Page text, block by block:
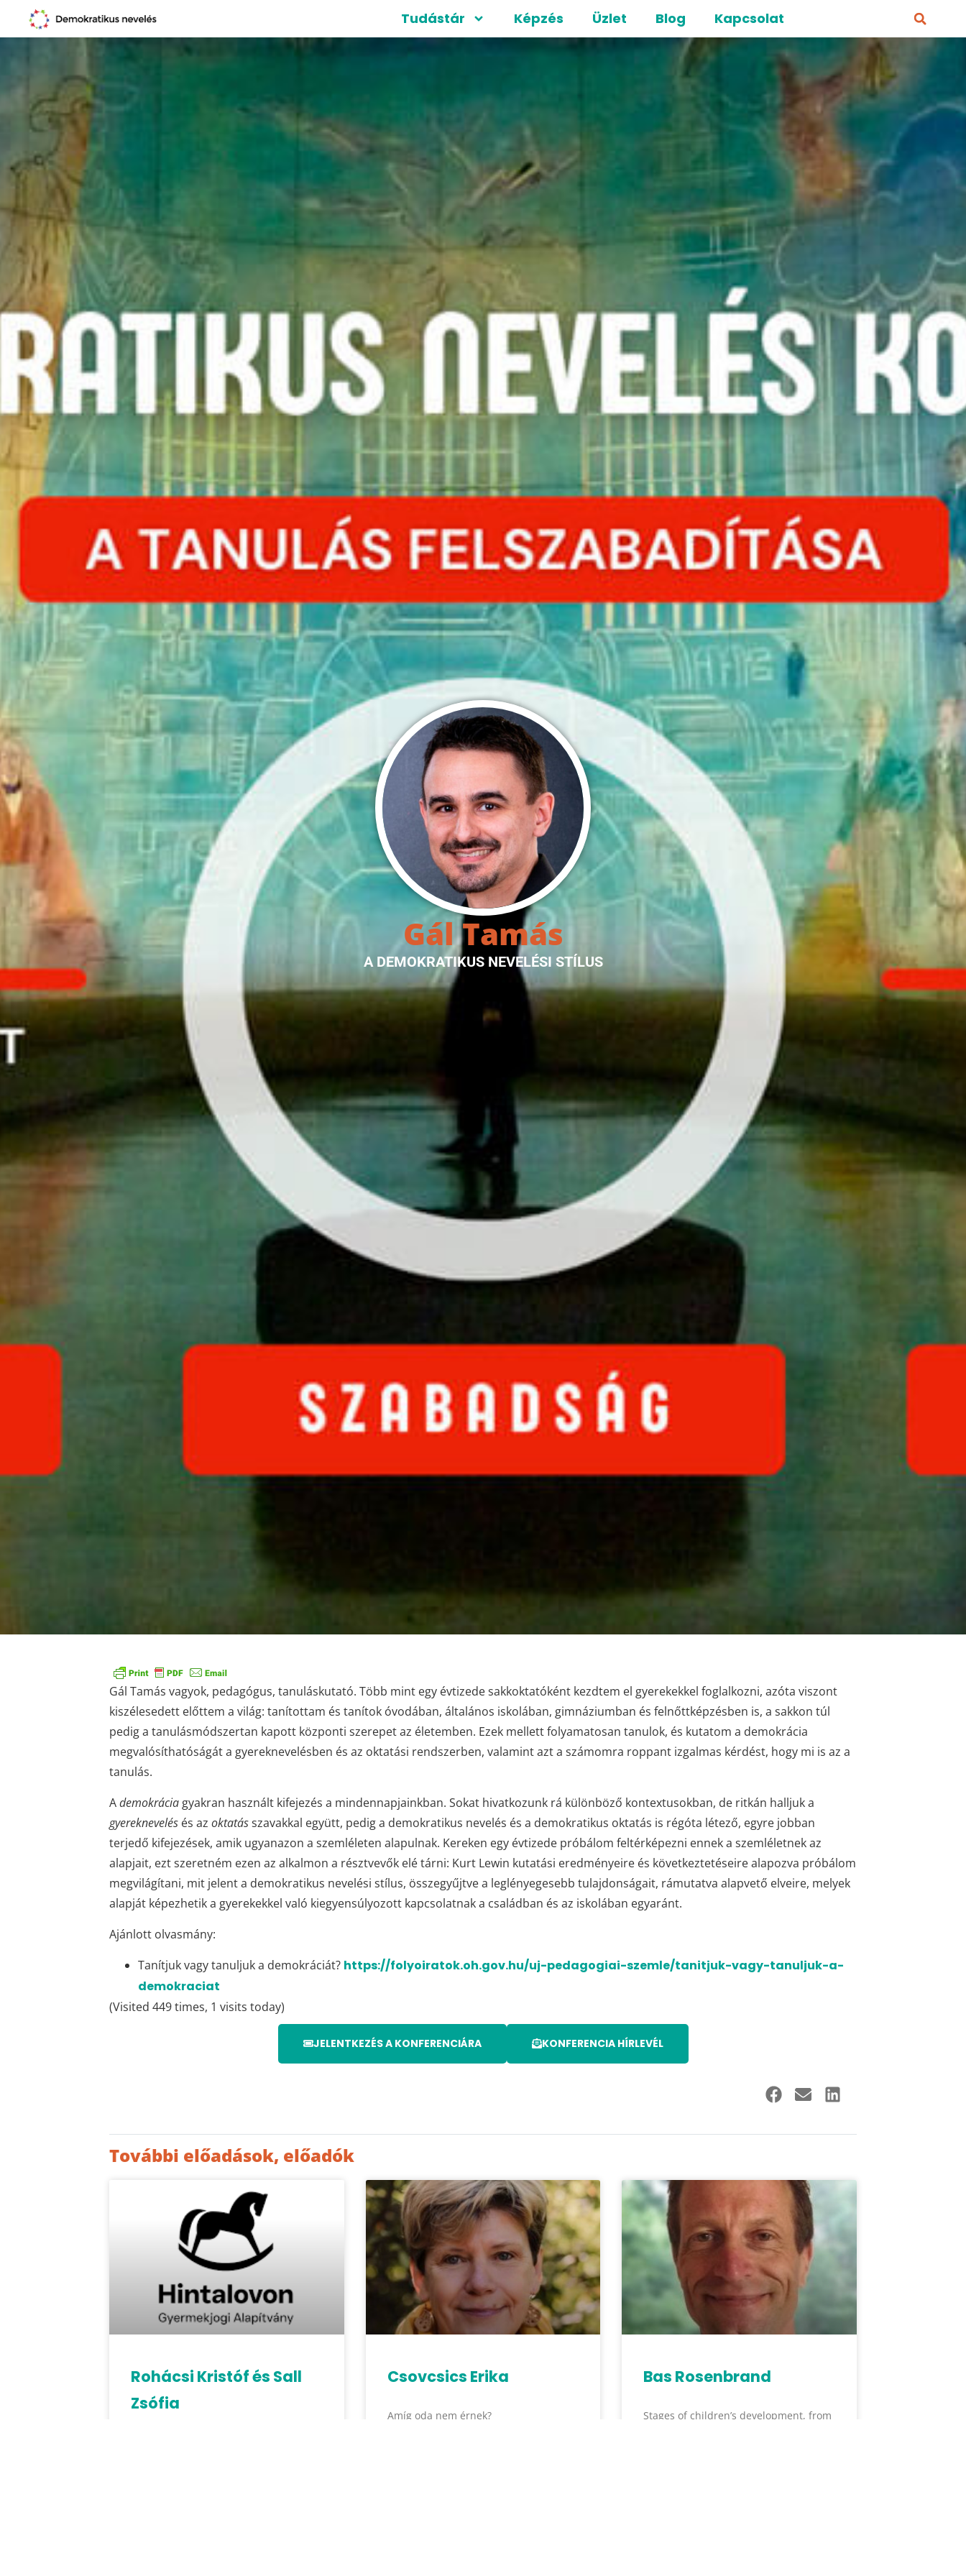
Tudástár Képzés Üzlet Blog Kapcsolat
Gál Tamás
A DEMOKRATIKUS NEVELÉSI STÍLUS
Gál Tamás vagyok, pedagógus, tanuláskutató. Több mint egy évtizede sakkoktatóként kezdtem el gyerekekkel foglalkozni, azóta viszont
kiszélesedett előttem a világ: tanítottam és tanítok óvodában, általános iskolában, gimnáziumban és felnőttképzésben is, a sakkon túl
pedig a tanulásmódszertan kapott központi szerepet az életemben. Ezek mellett folyamatosan tanulok, és kutatom a demokrácia
megvalósíthatóságát a gyereknevelésben és az oktatási rendszerben, valamint azt a számomra roppant izgalmas kérdést, hogy mi is az a
tanulás.
Ademokrácia gyakran használt kifejezés a mindennapjainkban. Sokat hivatkozunk rá különböző kontextusokban, de ritkán halljuk a
gyereknevelés és az oktatásszavakkal együtt, pedig a demokratikus nevelés és a demokratikus oktatás is régóta létező, egyre jobban
terjedő kifejezések, amik ugyanazon a szemléleten alapulnak. Kereken egy évtizede próbálom feltérképezni ennek a szemléletnek az
alapjait, ezt szeretném ezen az alkalmon a résztvevők elé tárni: Kurt Lewin kutatási eredményeire és következtetéseire alapozva próbálom
megvilágítani, mit jelent a demokratikus nevelési stílus, összegyűjtve a leglényegesebb tulajdonságait, rámutatva alapvető elveire, melyek
alapját képezhetik a gyerekekkel való kiegyensúlyozott kapcsolatnak a családban és az iskolában egyaránt.
Ajánlott olvasmány:
Tanítjuk vagy tanuljuk a demokráciát? https://folyoiratok.oh.gov.hu/uj-pedagogiai-szemle/tanitjuk-vagy-tanuljuk-a-
demokraciat
(Visited 449 times, 1 visits today)
JELENTKEZÉS A KONFERENCIÁRA KONFERENCIA HÍRLEVÉL
További előadások, előadók
Rohácsi Kristóf és Sall
Zsófia
Csovcsics Erika
Amíg oda nem érnek?
Bas Rosenbrand
Stages of children’s development, from